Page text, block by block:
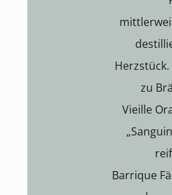
zu
Vieille
Barrique